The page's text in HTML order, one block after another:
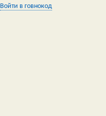
Войти в говнокод